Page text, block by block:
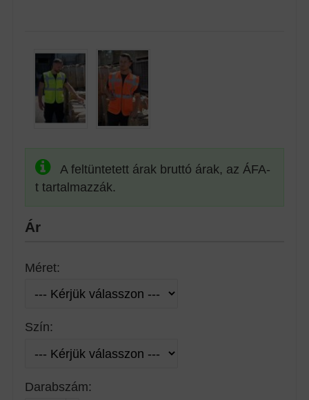
A feltüntetett árak bruttó árak, az ÁFA-
t tartalmazzák.
Ár
Méret:
Szín:
Darabszám: